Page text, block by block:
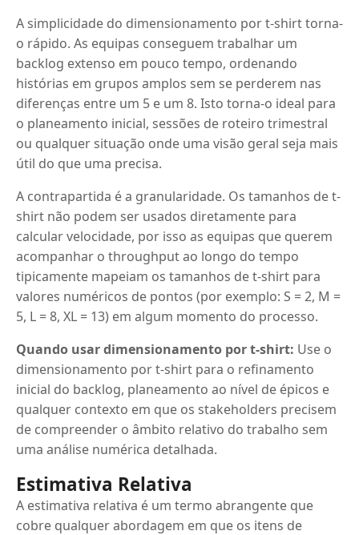
A simplicidade do dimensionamento por t-shirt torna-
o rápido. As equipas conseguem trabalhar um
backlog extenso em pouco tempo, ordenando
histórias em grupos amplos sem se perderem nas
diferenças entre um 5 e um 8. Isto torna-o ideal para
o planeamento inicial, sessões de roteiro trimestral
ou qualquer situação onde uma visão geral seja mais
útil do que uma precisa.
A contrapartida é a granularidade. Os tamanhos de t-
shirt não podem ser usados diretamente para
calcular velocidade, por isso as equipas que querem
acompanhar o throughput ao longo do tempo
tipicamente mapeiam os tamanhos de t-shirt para
valores numéricos de pontos (por exemplo: S = 2, M =
5, L = 8, XL = 13) em algum momento do processo.
Quando usar dimensionamento por t-shirt: Use o
dimensionamento por t-shirt para o refinamento
inicial do backlog, planeamento ao nível de épicos e
qualquer contexto em que os stakeholders precisem
de compreender o âmbito relativo do trabalho sem
uma análise numérica detalhada.
Estimativa Relativa
A estimativa relativa é um termo abrangente que
cobre qualquer abordagem em que os itens de